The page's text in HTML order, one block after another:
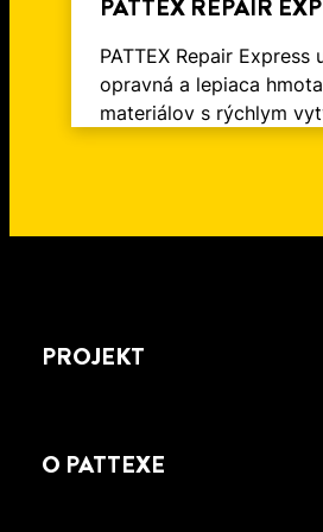
PATTEX REPAIR
PATTEX Repair Express
opravná a lepiaca
materiálov s rýchlym
PROJEKT
O PATTEXE